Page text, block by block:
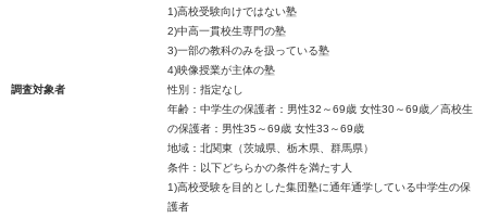
1)高校受験向けではない塾
2)中高一貫校生専門の塾
3)一部の教科のみを扱っている塾
4)映像授業が主体の塾
調査対象者
性別：指定なし
年齢：中学生の保護者：男性32～69歳 女性30～69歳／高校生
の保護者：男性35～69歳 女性33～69歳
地域：北関東（茨城県、栃木県、群馬県）
条件：以下どちらかの条件を満たす人
1)高校受験を目的とした集団塾に通年通学している中学生の保
護者